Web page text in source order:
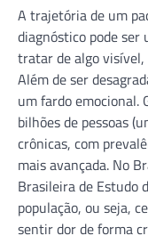
A trajetória de um
diagnóstico pode ser
tratar de algo visível,
Além de ser
um fardo emocional.
bilhões de pessoas
crônicas, com
mais avançada. No
Brasileira de Estudo
população, ou seja,
sentir dor de forma